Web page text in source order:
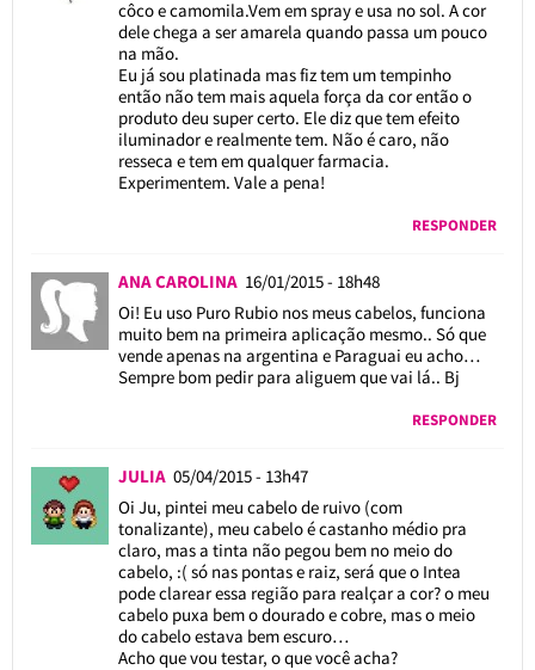
côco e camomila.Vem em spray e usa no sol. A cor
dele chega a ser amarela quando passa um pouco
na mão.
Eu já sou platinada mas fiz tem um tempinho
então não tem mais aquela força da cor então o
produto deu super certo. Ele diz que tem efeito
iluminador e realmente tem. Não é caro, não
resseca e tem em qualquer farmacia.
Experimentem. Vale a pena!
RESPONDER
ANA CAROLINA 16/01/2015 - 18h48
Oi! Eu uso Puro Rubio nos meus cabelos, funciona
muito bem na primeira aplicação mesmo.. Só que
vende apenas na argentina e Paraguai eu acho…
Sempre bom pedir para aliguem que vai lá.. Bj
RESPONDER
JULIA 05/04/2015 - 13h47
Oi Ju, pintei meu cabelo de ruivo (com
tonalizante), meu cabelo é castanho médio pra
claro, mas a tinta não pegou bem no meio do
cabelo, :( só nas pontas e raiz, será que o Intea
pode clarear essa região para realçar a cor? o meu
cabelo puxa bem o dourado e cobre, mas o meio
do cabelo estava bem escuro…
Acho que vou testar, o que você acha?